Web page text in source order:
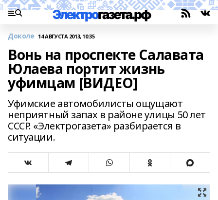
Доколе 14 АВГУСТА 2013, 10:35
Вонь на проспекте Салавата
Юлаева портит жизнь
уфимцам [ВИДЕО]
Уфимские автомобилисты ощущают
неприятный запах в районе улицы 50 лет
СССР. «Электрогазета» разбирается в
ситуации.